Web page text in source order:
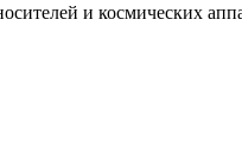
и космических